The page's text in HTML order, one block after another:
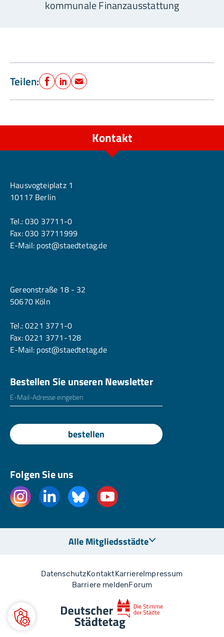
kommunale Finanzausstattung
Teilen: Facebook
LinkedIn
E-Mail
Kontakt
Hausvogteiplatz 1
10117 Berlin
Tel.:030 37711-0
Fax: 030 37711999
E-Mail: post@staedtetag.de
Gereonstraße 18 - 32
50670 Köln
Tel.:0221 3771-0
Fax: 0221 3771-128
E-Mail: post@staedtetag.de
Bestellen Sie unseren Newsletter
E-Mailadresse
bestellen
Folgen Sie uns
Alle Mitgliedsstädte
DatenschutzKontaktKarriereImpressum
Barriere meldenForum